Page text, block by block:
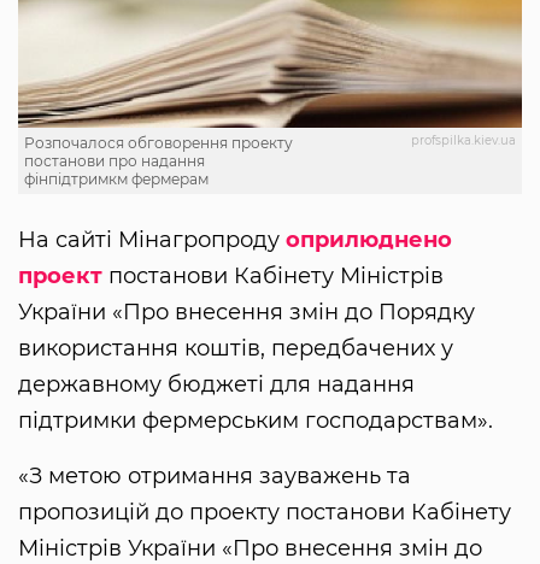
profspilka.kiev.ua
Розпочалося обговорення проекту
постанови про надання
фінпідтримкм фермерам
На сайті Мінагропроду оприлюднено
проект постанови Кабінету Міністрів
України «Про внесення змін до Порядку
використання коштів, передбачених у
державному бюджеті для надання
підтримки фермерським господарствам».
«З метою отримання зауважень та
пропозицій до проекту постанови Кабінету
Міністрів України «Про внесення змін до